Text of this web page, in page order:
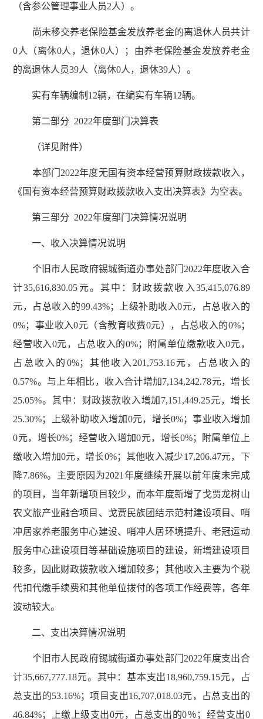
（含参公管理事业人员2人）。
尚未移交养老保险基金发放养老金的离退休人员共计
0人（离休0人，退休0人）；由养老保险基金发放养老金
的离退休人员39人（离休0人，退休39人）。
实有车辆编制12辆，在编实有车辆12辆。
第二部分 2022年度部门决算表
（详见附件）
本部门2022年度无国有资本经营预算财政拨款收入，
《国有资本经营预算财政拨款收入支出决算表》为空表。
第三部分 2022年度部门决算情况说明
一、收入决算情况说明
个旧市人民政府锡城街道办事处部门2022年度收入合
计35,616,830.05元。其中：财政拨款收入35,415,076.89
元，占总收入的99.43%；上级补助收入0元，占总收入的
0%；事业收入0元（含教育收费0元），占总收入的0%；
经营收入0元，占总收入的0%；附属单位缴款收入0元，
占总收入的0%；其他收入201,753.16元，占总收入的
0.57%。与上年相比，收入合计增加7,134,242.78元，增长
25.05%。其中：财政拨款收入增加7,151,449.25元，增长
25.30%；上级补助收入增加0元，增长0%；事业收入增加
0元，增长0%；经营收入增加0元，增长0%；附属单位上
缴收入增加0元，增长0%；其他收入减少17,206.47元，下
降7.86%。主要原因为2021年度继续开展以前年度未完成
的项目，当年新增项目较少，而本年度新增了戈贾龙树山
农文旅产业融合项目、戈贾民族团结示范村建设项目、哨
冲居家养老服务中心建设、哨冲人居环境提升、老冠运动
服务中心建设项目等基础设施项目的建设，新增建设项目
较多，因此财政拨款收入增加较多；其他收入主要为个税
代扣代缴手续费和其他单位拨付的各项工作经费等，各年
波动较大。
二、支出决算情况说明
个旧市人民政府锡城街道办事处部门2022年度支出合
计35,667,777.18元。其中：基本支出18,960,759.15元，占
总支出的53.16%；项目支出16,707,018.03元，占总支出的
46.84%；上缴上级支出0元，占总支出的0％；经营支出0